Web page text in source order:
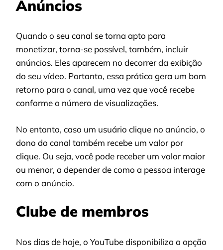
Anúncios
Quando o seu canal se torna apto para
monetizar, torna-se possível, também, incluir
anúncios. Eles aparecem no decorrer da exibição
do seu vídeo. Portanto, essa prática gera um bom
retorno para o canal, uma vez que você recebe
conforme o número de visualizações.
No entanto, caso um usuário clique no anúncio, o
dono do canal também recebe um valor por
clique. Ou seja, você pode receber um valor maior
ou menor, a depender de como a pessoa interage
com o anúncio.
Clube de membros
Nos dias de hoje, o YouTube disponibiliza a opção